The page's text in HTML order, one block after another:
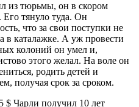
из тюрьмы, он в скором
Его тянуло туда. Он
что за свои поступки не
в каталажке. А уж провести
колоний он умел и,
этого желал. На воле он
родить детей и
получая срок за сроком.
$ Чарли получил 10 лет